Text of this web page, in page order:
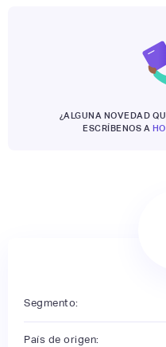
¿ALGUNA NOVEDAD
ESCRÍBENOS A
Segmento:
País de origen: